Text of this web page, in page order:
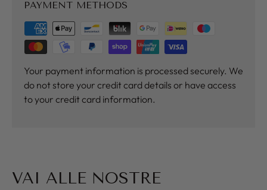
PAYMENT METHODS
Your payment information is processed securely. We
do not store your credit card details or have access
to your credit card information.
VAI ALLE NOSTRE